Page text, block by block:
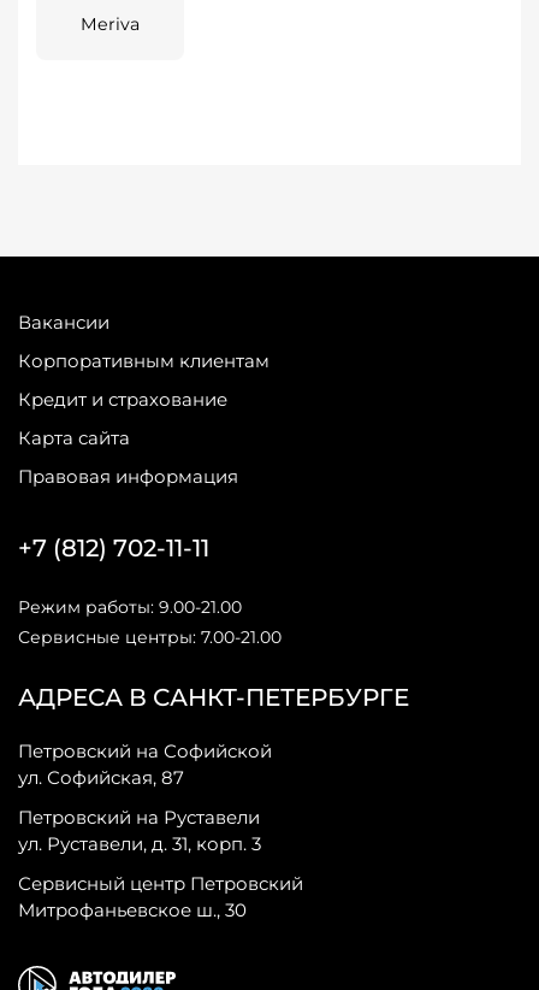
Meriva
Вакансии
Корпоративным клиентам
Кредит и страхование
Карта сайта
Правовая информация
АДРЕСА В САНКТ-ПЕТЕРБУРГЕ
Петровский на Софийской
ул. Софийская, 87
Петровский на Руставели
ул. Руставели, д. 31, корп. 3
Сервисный центр Петровский
Митрофаньевское ш., 30
+7 (812) 702-11-11
Режим работы: 9.00-21.00
Сервисные центры: 7.00-21.00